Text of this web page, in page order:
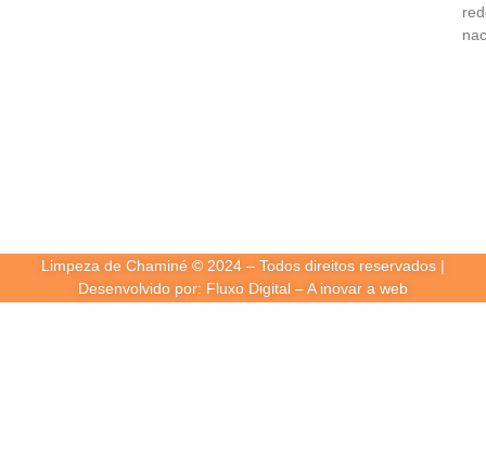
Limpeza de Chaminé © 2024 – Todos direitos reservados |
Desenvolvido por: Fluxo Digital – A inovar a web